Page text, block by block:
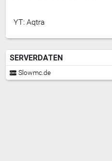
YT: Aqtra
SERVERDATEN
Slowmc.de